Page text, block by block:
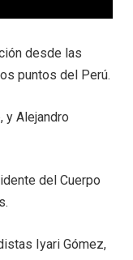
desde las
puntos del Perú.
y Alejandro
del Cuerpo
Iyari Gómez,